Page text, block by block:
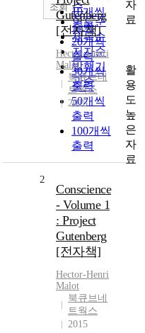
순
연도순
제목순
저자순
발행기
관순
10개씩
출력
20개씩
출력
30개씩
출력
50개씩
출력
100개씩
출력
조회
Gutenberg
[전자책]
Hector-Henri
Malot
북큐브네
트웍스
2015
2
Conscience
- Volume 1
: Project
Gutenberg
[전자책]
Hector-Henri
Malot
북큐브네
트웍스
2015
자
료
활
용
도
높
은
자
료